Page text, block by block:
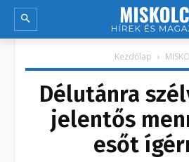
Kezdőlap
Délutánra
jelentős
esőt